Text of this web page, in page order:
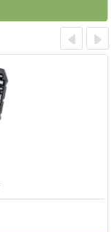
Prev Next